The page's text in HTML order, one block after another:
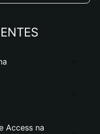
Access na